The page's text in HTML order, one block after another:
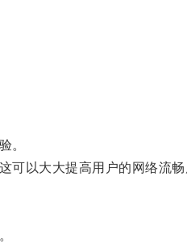
。
以大大提高用户的网络流